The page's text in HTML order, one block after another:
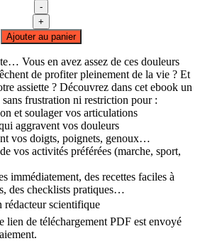
-
quantité
de
Protocole
Alimentaire
Anti-
Douleur
Articulaire
+
Ajouter au panier
Vous en avez assez de ces douleurs
de profiter pleinement de la vie ? Et
assiette ? Découvrez dans cet ebook un
frustration ni restriction pour :
et soulager vos articulations
aggravent vos douleurs
vos doigts, poignets, genoux…
vos activités préférées (marche, sport,
immédiatement, des recettes faciles à
des checklists pratiques…
rédacteur scientifique
lien de téléchargement PDF est envoyé